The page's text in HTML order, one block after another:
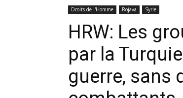
Droits de l'Homme Rojava Syrie
HRW: Les
par la
guerre, sans